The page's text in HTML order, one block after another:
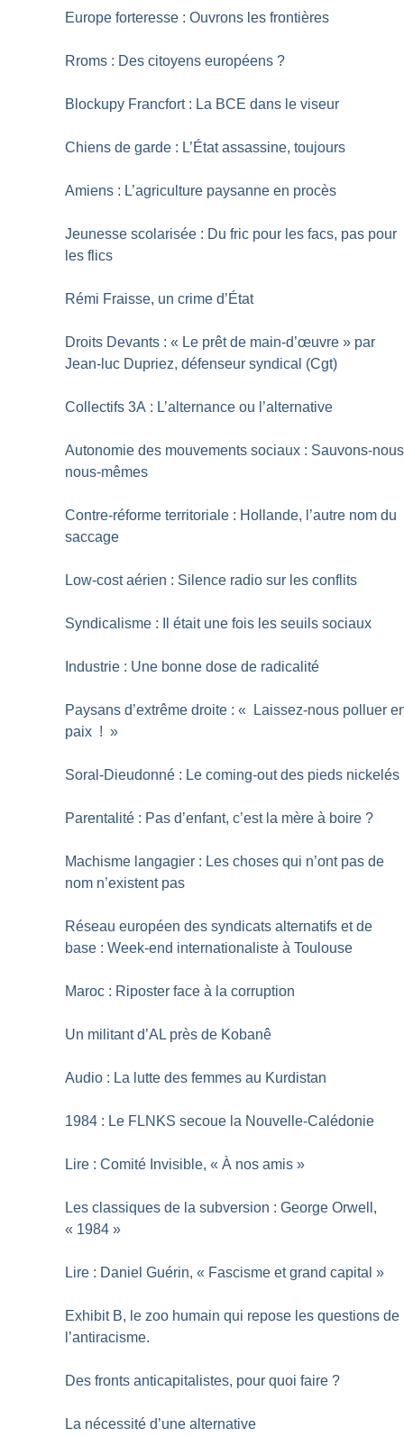
Europe forteresse : Ouvrons les frontières
Rroms : Des citoyens européens ?
Blockupy Francfort : La BCE dans le viseur
Chiens de garde : L’État assassine, toujours
Amiens : L’agriculture paysanne en procès
Jeunesse scolarisée : Du fric pour les facs, pas pour
les flics
Rémi Fraisse, un crime d’État
Droits Devants : « Le prêt de main-d’œuvre » par
Jean-luc Dupriez, défenseur syndical (Cgt)
Collectifs 3A : L’alternance ou l’alternative
Autonomie des mouvements sociaux : Sauvons-nous
nous-mêmes
Contre-réforme territoriale : Hollande, l’autre nom du
saccage
Low-cost aérien : Silence radio sur les conflits
Syndicalisme : Il était une fois les seuils sociaux
Industrie : Une bonne dose de radicalité
Paysans d’extrême droite : «
Laissez-nous polluer
paix ! »
Soral-Dieudonné : Le coming-out des pieds nickelés
Parentalité : Pas d’enfant, c’est la mère à boire ?
Machisme langagier : Les choses qui n’ont pas de
nom n’existent pas
Réseau européen des syndicats alternatifs et de
base : Week-end internationaliste à Toulouse
Maroc : Riposter face à la corruption
Un militant d’AL près de Kobanê
Audio : La lutte des femmes au Kurdistan
1984 : Le FLNKS secoue la Nouvelle-Calédonie
Lire : Comité Invisible, « À nos amis »
Les classiques de la subversion : George Orwell,
« 1984 »
Lire : Daniel Guérin, « Fascisme et grand capital »
Exhibit B, le zoo humain qui repose les questions de
l’antiracisme.
Des fronts anticapitalistes, pour quoi faire ?
La nécessité d’une alternative